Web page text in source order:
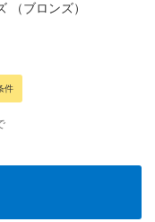
（ブロンズ）
件